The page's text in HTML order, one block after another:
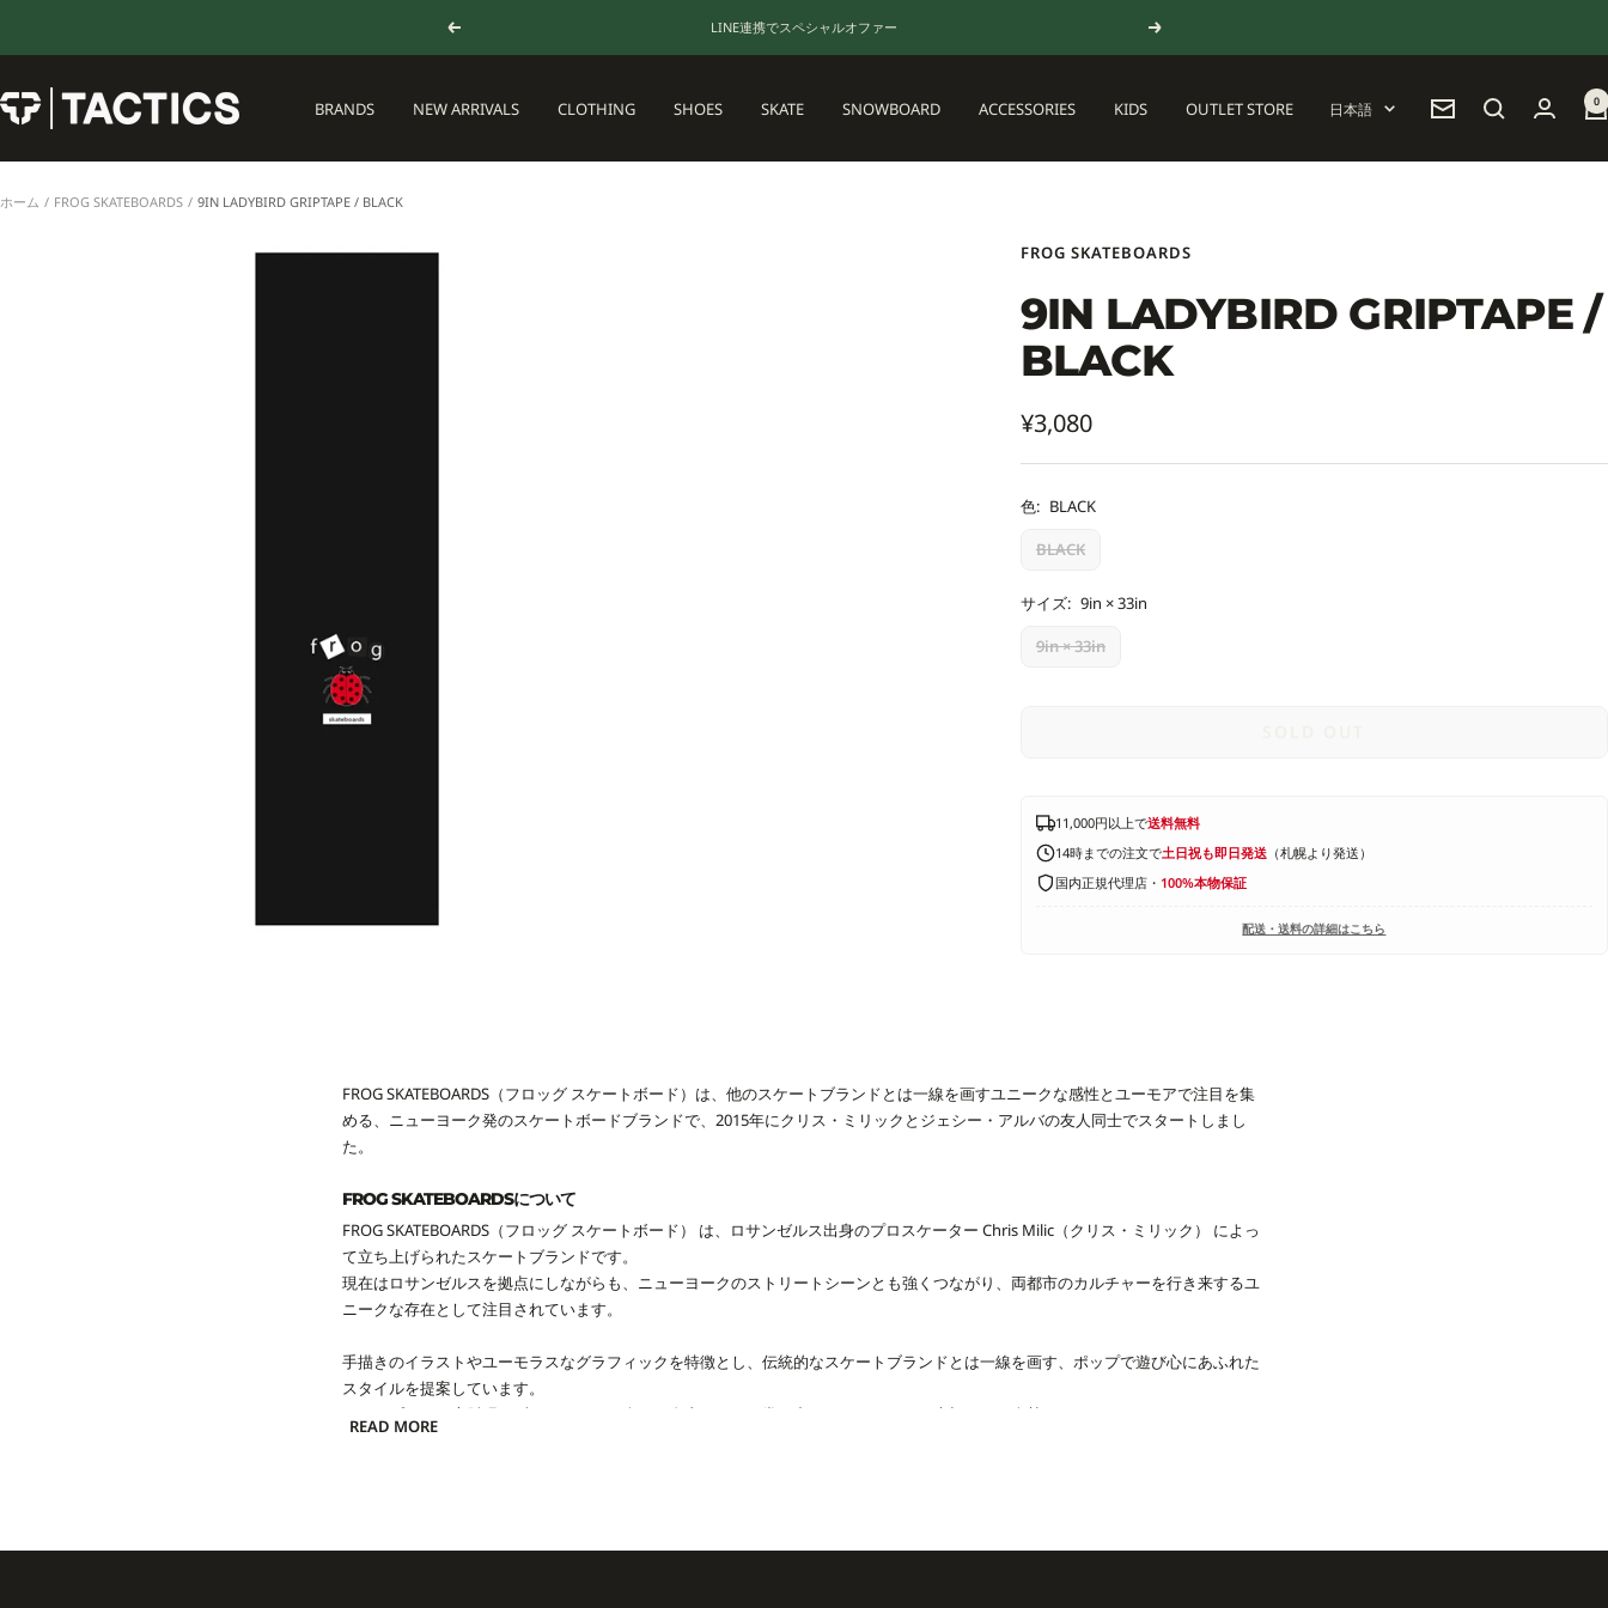
ン
ツ
キ
戻
る
LINE連携でスペシャルオファー
次
へ
BRANDS NEW ARRIVALS CLOTHING SHOES SKATE SNOWBOARD ACCESSORIES KIDS OUTLET STORE
TACTICS
JAPAN
言
日本語
ニ
ー
0
ホーム FROG SKATEBOARDS 9IN LADYBIRD GRIPTAPE / BLACK
FROG SKATEBOARDS
9IN LADYBIRD GRIPTAPE /
BLACK
セ
ー
ル
価
¥3,080
色: BLACK
BLACK
サイズ: 9in × 33in
9in × 33in
11,000円以上で送料無料
14時までの注文で土日祝も即日発送（札幌より発送）
国内正規代理店・ 100%本物保証
配送・送料の詳細はこちら
FROG SKATEBOARDS（フロッグ スケートボード）は、他のスケートブランドとは一線を画すユニークな感性とユーモアで注目を集
める、ニューヨーク発のスケートボードブランドで、2015年にクリス・ミリックとジェシー・アルバの友人同士でスタートしまし
た。
FROG SKATEBOARDSについて
FROG SKATEBOARDS（フロッグ スケートボード） は、ロサンゼルス出身のプロスケーター Chris Milic（クリス・ミリック） によっ
て立ち上げられたスケートブランドです。
現在はロサンゼルスを拠点にしながらも、ニューヨークのストリートシーンとも強くつながり、両都市のカルチャーを行き来するユ
ニークな存在として注目されています。
手描きのイラストやユーモラスなグラフィックを特徴とし、伝統的なスケートブランドとは一線を画す、ポップで遊び心にあふれた
スタイルを提案しています。
コンセプトは、肩肘張らずにスケートを楽しむ自由さや、日常の中にあるユーモアを大切にする姿勢にあります。
READ MORE